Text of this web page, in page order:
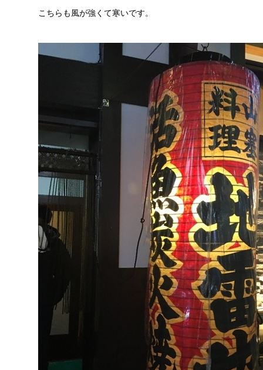
こちらも風が強くて寒いです。